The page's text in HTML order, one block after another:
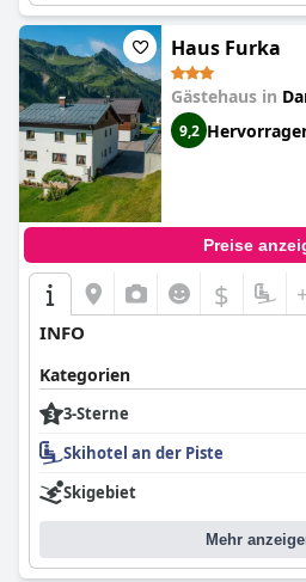
Haus Furka
Gästehaus in
9,2
Preise
$
INFO
Kategorien
3-Sterne
Skihotel an der Piste
Skigebiet
Mehr